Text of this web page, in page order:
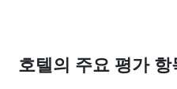
호텔의 주요 평가 항